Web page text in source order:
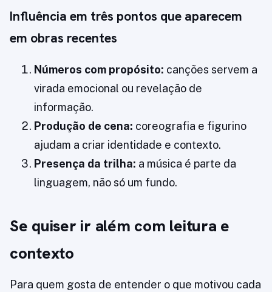
Influência em três pontos que aparecem
em obras recentes
Números com propósito: canções servem a
virada emocional ou revelação de
informação.
Produção de cena: coreografia e figurino
ajudam a criar identidade e contexto.
Presença da trilha: a música é parte da
linguagem, não só um fundo.
Se quiser ir além com leitura e
contexto
Para quem gosta de entender o que motivou cada